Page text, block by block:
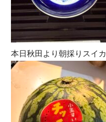
本日秋田より朝採りスイカ